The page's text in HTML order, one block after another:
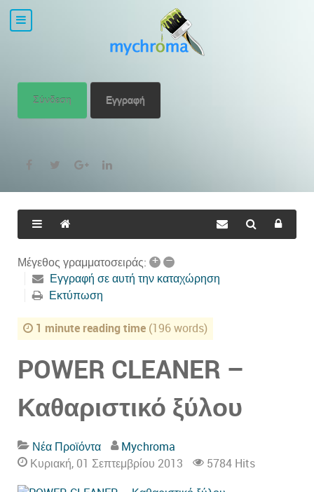
Σύνδεση Εγγραφή
Μέγεθος γραμματοσειράς: + –
Εγγραφή σε αυτή την καταχώρηση
Εκτύπωση
1 minute reading time (196 words)
POWER CLEANER –
Καθαριστικό ξύλου
Νέα Προϊόντα
Mychroma
Κυριακή, 01 Σεπτεμβρίου 2013
5784 Hits